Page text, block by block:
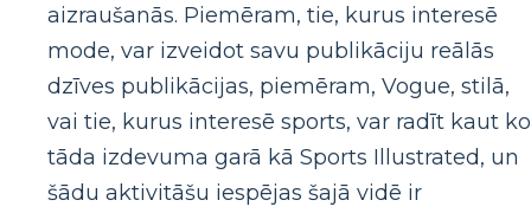
aizraušanās. Piemēram, tie, kurus interesē
mode, var izveidot savu publikāciju reālās
dzīves publikācijas, piemēram, Vogue, stilā,
vai tie, kurus interesē sports, var radīt kaut ko
tāda izdevuma garā kā Sports Illustrated, un
šādu aktivitāšu iespējas šajā vidē ir